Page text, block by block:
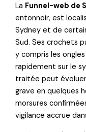
La Funnel-web de
entonnoir, est
Sydney et de
Sud. Ses crochets
y compris les
rapidement sur le
traitée peut
grave en quelques
morsures
vigilance accrue